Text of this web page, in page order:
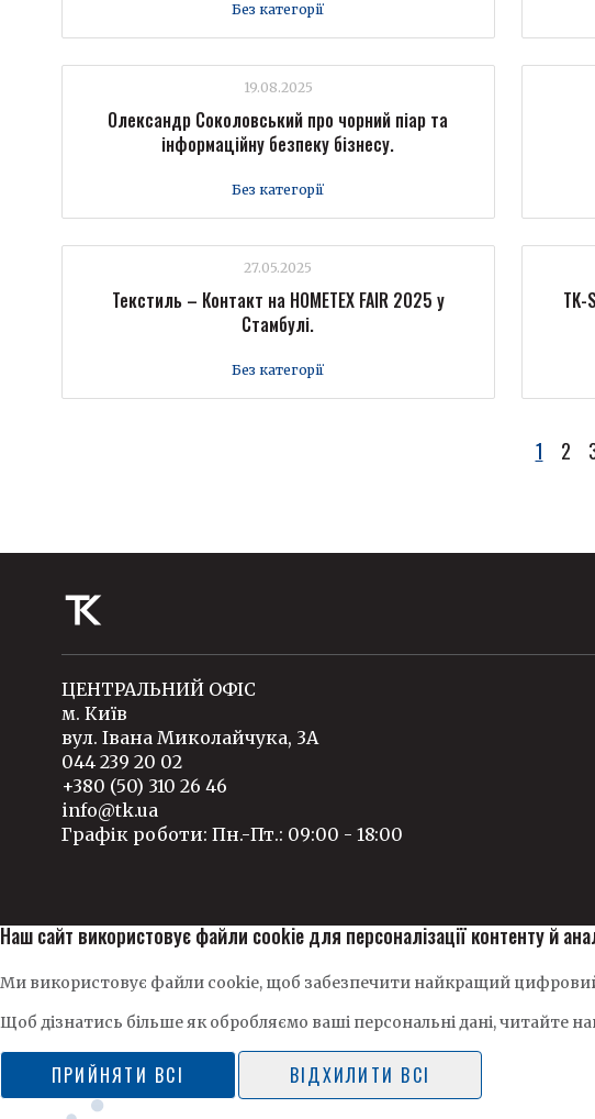
Без категорії
19.08.2025
Олександр Соколовський про чорний піар та
інформаційну безпеку бізнесу.
Без категорії
27.05.2025
Текстиль – Контакт на HOMETEX FAIR 2025 у
Стамбулі.
Без категорії
TK-
1 2
ЦЕНТРАЛЬНИЙ ОФІС
м. Київ
вул. Івана Миколайчука, 3А
044 239 20 02
+380 (50) 310 26 46
info@tk.ua
Графік роботи: Пн.-Пт.: 09:00 - 18:00
Наш сайт використовує файли cookie для персоналізації контенту й
Ми використовує файли cookie, щоб забезпечити найкращий цифровий
Щоб дізнатись більше як обробляємо ваші персональні дані, читайте
ПРИЙНЯТИ ВСІ ВІДХИЛИТИ ВСІ